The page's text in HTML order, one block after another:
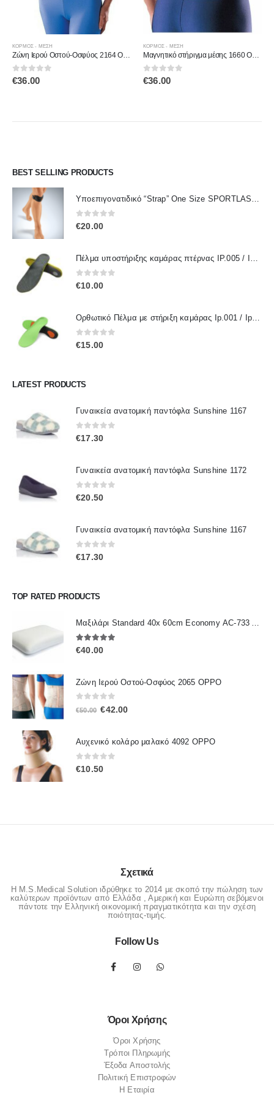
Αυτό το προϊόν έχει πολλαπλές παραλλαγές. Οι επιλογές μπορούν να επιλεγούν στη σελίδα του προϊόντος
ΚΟΡΜΟΣ - ΜΕΣΗ
Ζώνη Ιερού Οστού-Οσφύος 2164 OPPO
0out of 5
€36.00
ΚΟΡΜΟΣ - ΜΕΣΗ
Μαγνητικό στήριγμα μέσης 1660 OPPO
0out of 5
€36.00
BEST SELLING PRODUCTS
Υποεπιγονατιδικό “Strap” One Size SPORTLASTIC 80300 OrthoLand
0out of 5
€20.00
Πέλμα υποστήριξης καμάρας πτέρνας IP.005 / IPinsoles
0out of 5
€10.00
Ορθωτικό Πέλμα με στήριξη καμάρας Ip.001 / IpInsoles
0out of 5
€15.00
LATEST PRODUCTS
Γυναικεία ανατομική παντόφλα Sunshine 1167
0out of 5
€17.30
Γυναικεία ανατομική παντόφλα Sunshine 1172
0out of 5
€20.50
Γυναικεία ανατομική παντόφλα Sunshine 1167
0out of 5
€17.30
TOP RATED PRODUCTS
Μαξιλάρι Standard 40x 60cm Economy ΑC-733 ALFACARE
5.00out of 5
€40.00
Ζώνη Ιερού Οστού-Οσφύος 2065 OPPO
out of 5
€50.00 Original
€50.00.
€42.00Η
είναι:
Αυχενικό κολάρο μαλακό 4092 OPPO
0out of 5
€10.50
Σχετικά
Η M.S.Medical Solution ιδρύθηκε το 2014 με σκοπό την πώληση των
καλύτερων προϊόντων από Ελλάδα , Αμερική και Ευρώπη σεβόμενοι
πάντοτε την Ελληνική οικονομική πραγματικότητα και την σχέση
ποιότητας-τιμής.
Follow Us
Όροι Χρήσης
Όροι Χρήσης
Τρόποι Πληρωμής
Έξοδα Αποστολής
Πολιτική Επιστροφών
Η Εταιρία